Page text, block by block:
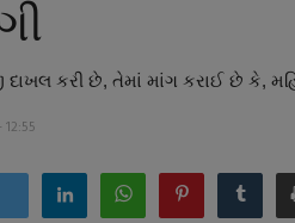
દાખલ કરી છે, તેમાં માંગ કરાઈ છે કે,